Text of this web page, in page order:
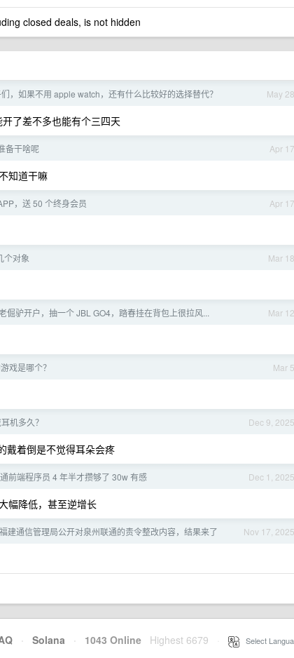
closed deals, is not hidden
May 28
，如果不用 apple watch，还有什么比较好的选择替代？
了差不多也能有个三四天
Apr 17
备干啥呢
知道干嘛
Apr 17
，送 50 个终身会员
Mar 18
个对象
Mar 12
倔驴开户，抽一个 JBL GO4，踏春挂在背包上很拉风...
Mar 5
戏是哪个？
Dec 9, 2025
机多久？
戴着倒是不觉得耳朵会疼
Dec 1, 2025
前端程序员 4 年半才攒够了 30w 有感
幅降低，甚至逆增长
Nov 17, 2025
建通信管理局公开对泉州联通的责令整改内容，结果来了
· Solana · 1043 Online Highest 6679 Select